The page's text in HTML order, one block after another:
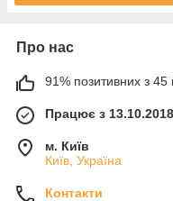
Про нас
91% позитивних з 45
Працює з 13.10.2018
м. Київ
Київ, Україна
Контакти